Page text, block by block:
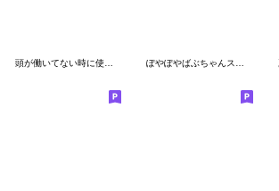
頭が働いてない時に使うスタンプ ぽやぽやばぶちゃんスタンプ